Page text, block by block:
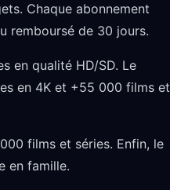
Chaque abonnement
remboursé de 30 jours.
en qualité HD/SD. Le
en 4K et +55 000 films et
films et séries. Enfin, le
en famille.